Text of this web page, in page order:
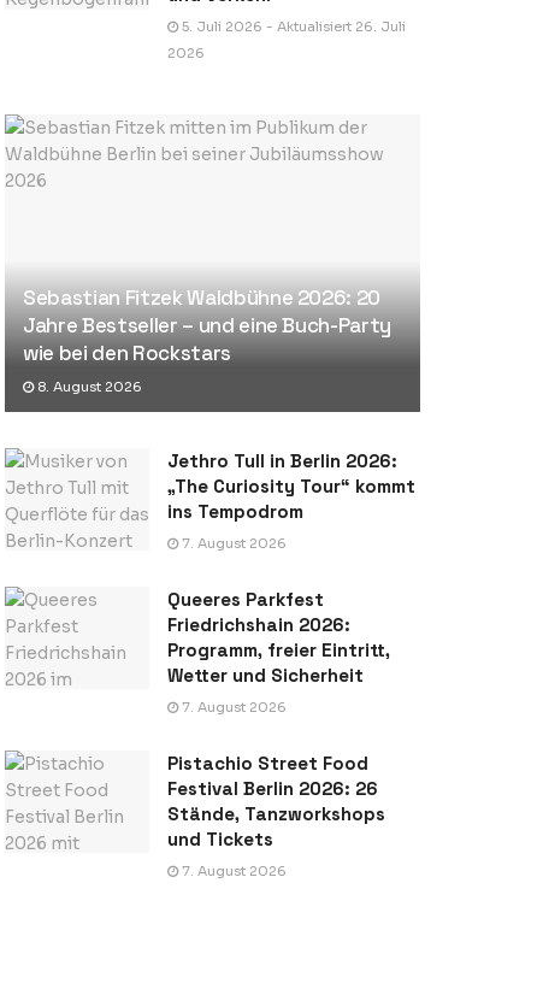
5. Juli 2026 - Aktualisiert 26. Juli
2026
Sebastian Fitzek Waldbühne 2026: 20
Jahre Bestseller – und eine Buch-Party
wie bei den Rockstars
8. August 2026
Jethro Tull in Berlin 2026:
„The Curiosity Tour“ kommt
ins Tempodrom
7. August 2026
Queeres Parkfest
Friedrichshain 2026:
Programm, freier Eintritt,
Wetter und Sicherheit
7. August 2026
Pistachio Street Food
Festival Berlin 2026: 26
Stände, Tanzworkshops
und Tickets
7. August 2026